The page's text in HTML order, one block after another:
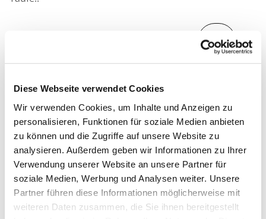
Diese Webseite verwendet Cookies
Wir verwenden Cookies, um Inhalte und Anzeigen zu
personalisieren, Funktionen für soziale Medien anbieten
zu können und die Zugriffe auf unsere Website zu
analysieren. Außerdem geben wir Informationen zu Ihrer
Verwendung unserer Website an unsere Partner für
soziale Medien, Werbung und Analysen weiter. Unsere
Partner führen diese Informationen möglicherweise mit
weiteren Daten zusammen, die Sie ihnen bereitgestellt